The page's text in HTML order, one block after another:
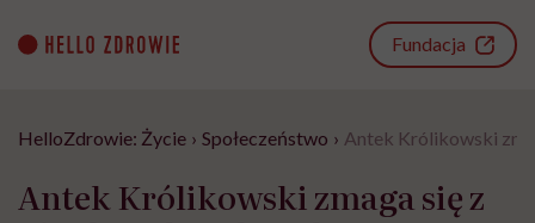
content
Fundacja
HelloZdrowie: Życie › Społeczeństwo › Antek Królikowski
Antek Królikowski zmaga się z